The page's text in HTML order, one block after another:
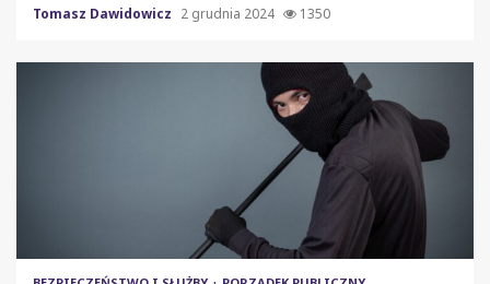
Tomasz Dawidowicz 2 grudnia 2024 1350